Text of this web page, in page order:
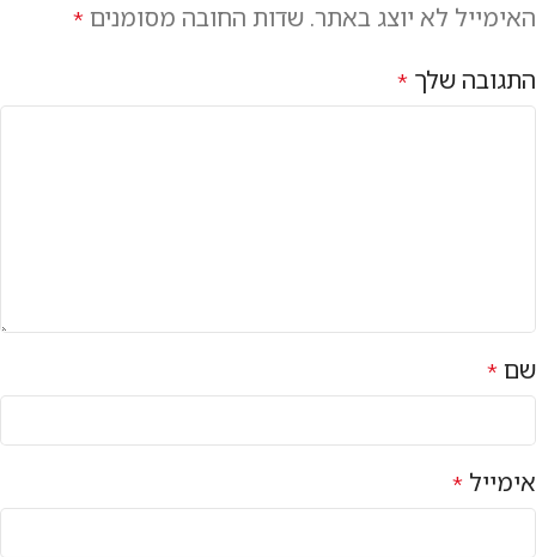
האימייל לא יוצג באתר. שדות החובה מסומנים *
התגובה שלך *
שם *
אימייל *